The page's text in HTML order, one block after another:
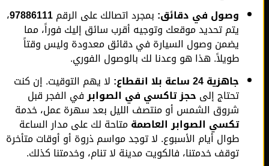
وصول في دقائق:بمجرد اتصالك على الرقم97886111،
يتم تحديد موقعك وتوجيه أقرب سائق إليك فوراً، مما
يضمن وصول السيارة في دقائق معدودة وليس وقتاً
طويلاً. هذا هو وعدنا لك بالوصول الفوري.
جاهزية 24 ساعة بلا انقطاع:
لا يهم التوقيت. إن كنت
تحتاج إلىحجز تاكسي في الصوابرفي الفجر قبل
شروق الشمس أو منتصف الليل بعد سهرة عمل، خدمة
تكسي الصوابر العاصمةمتاحة لك على مدار الساعة
طوال أيام الأسبوع. لا توجد مواسم ذروة أو أوقات متأخرة
توقف خدمتنا، فالكويت مدينة لا تنام، وخدمتنا كذلك.